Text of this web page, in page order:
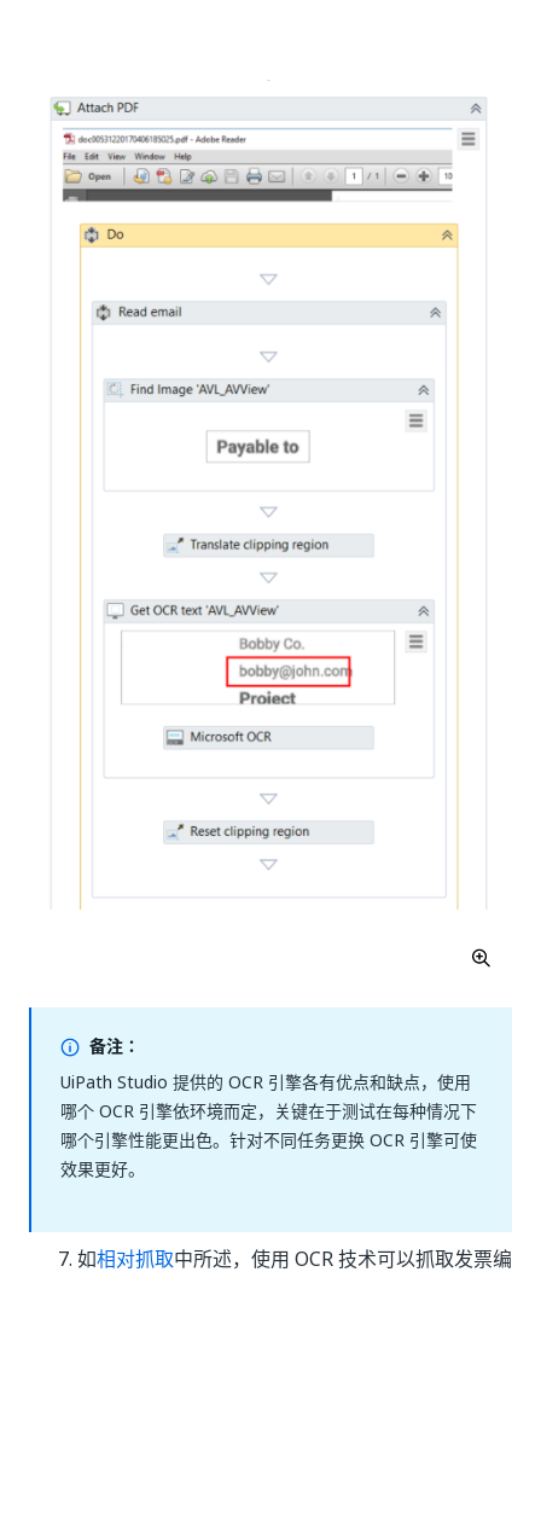
备注：
UiPath Studio 提供的 OCR 引擎各有优点和缺点，使用
哪个 OCR 引擎依环境而定，关键在于测试在每种情况下
哪个引擎性能更出色。针对不同任务更换 OCR 引擎可使
效果更好。
如相对抓取中所述，使用 OCR 技术可以抓取发票编